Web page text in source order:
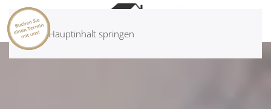
Zum Hauptinhalt springen